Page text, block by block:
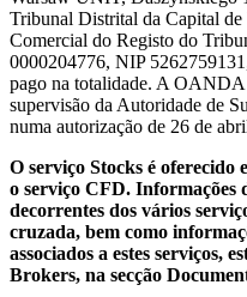
Tribunal Distrital da Capital
Comercial do Registo do
0000204776, NIP
pago na totalidade. A
supervisão da Autoridade de
numa autorização de 26 de
O serviço Stocks é oferecido
o serviço CFD. Informações
decorrentes dos vários
cruzada, bem como
associados a estes serviços,
Brokers, na secção